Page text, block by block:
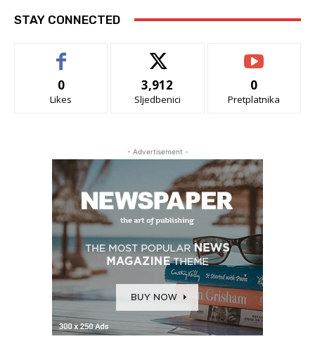
STAY CONNECTED
0
Likes
3,912
Sljedbenici
0
Pretplatnika
- Advertisement -